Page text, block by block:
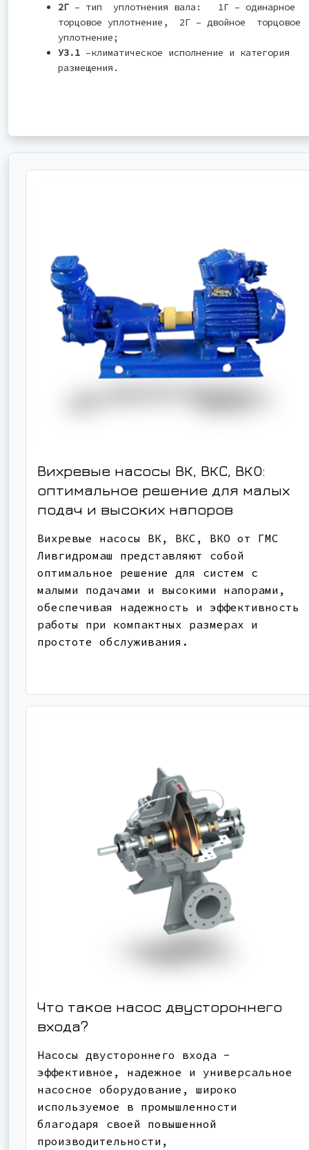
2Г – тип уплотнения вала: 1Г – одинарное
торцовое уплотнение, 2Г – двойное торцовое
уплотнение;
У3.1 –климатическое исполнение и категория
размещения.
Вихревые насосы ВК, ВКС, ВКО:
оптимальное решение для малых
подач и высоких напоров
Вихревые насосы ВК, ВКС, ВКО от ГМС
Ливгидромаш представляют собой
оптимальное решение для систем с
малыми подачами и высокими напорами,
обеспечивая надежность и эффективность
работы при компактных размерах и
простоте обслуживания.
Что такое насос двустороннего
входа?
Насосы двустороннего входа -
эффективное, надежное и универсальное
насосное оборудование, широко
используемое в промышленности
благодаря своей повышенной
производительности,